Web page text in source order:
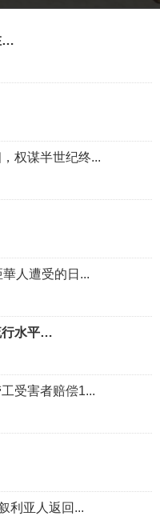
…
权谋半世纪终...
人遭受的日...
行水平…
受害者赔偿1...
利亚人返回...